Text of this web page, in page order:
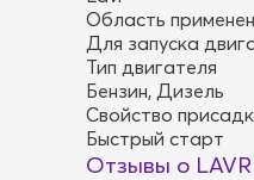
Область
Для запуска
Тип двигателя
Бензин, Дизель
Свойство
Быстрый старт
Отзывы о